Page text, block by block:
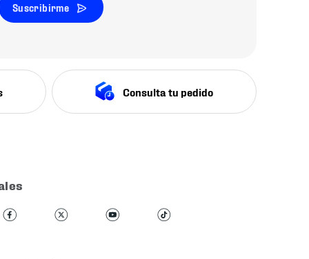
Suscribirme
Consulta tu pedido